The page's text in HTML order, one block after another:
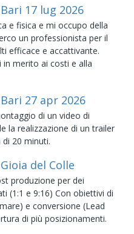
17 lug 2026
e fisica e mi occupo della
un professionista per il
efficace e accattivante.
merito ai costi e alla
27 apr 2026
di un video di
la realizzazione di un trailer
20 minuti.
del Colle
produzione per dei
(1:1 e 9:16) Con obiettivi di
e conversione (Lead
di più posizionamenti.